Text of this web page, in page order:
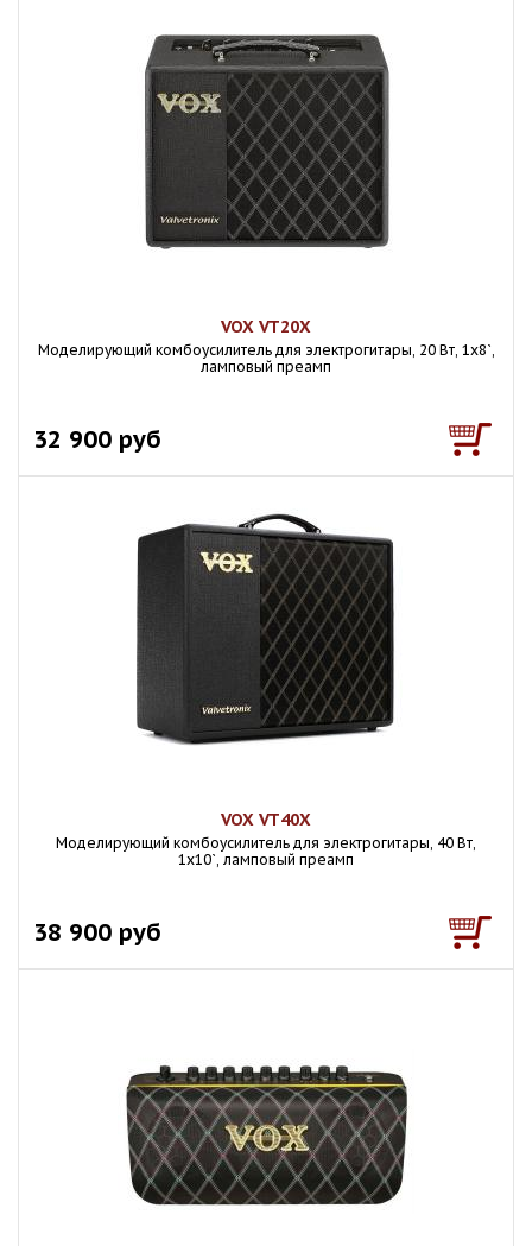
VOX VT20X
Моделирующий комбоусилитель для электрогитары, 20 Вт, 1x8`,
ламповый преамп
32 900 руб
VOX VT40X
Моделирующий комбоусилитель для электрогитары, 40 Вт,
1x10`, ламповый преамп
38 900 руб